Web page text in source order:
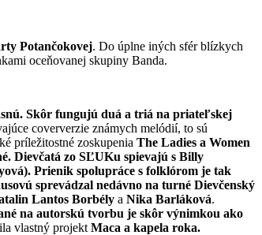
Potančokovej. Do úplne iných sfér blízkych
oceňovanej skupiny Banda.
Skôr fungujú duá a triá na priateľskej
coververzie známych melódií, to sú
príležitostné zoskupenia The Ladies a Women
Dievčatá zo SĽUKu spievajú s Billy
). Prienik spolupráce s folklórom je tak
sprevádzal nedávno na turné Dievčenský
Lantos Borbély a Nika Barláková.
na autorskú tvorbu je skôr výnimkou ako
vlastný projekt Maca a kapela roka.